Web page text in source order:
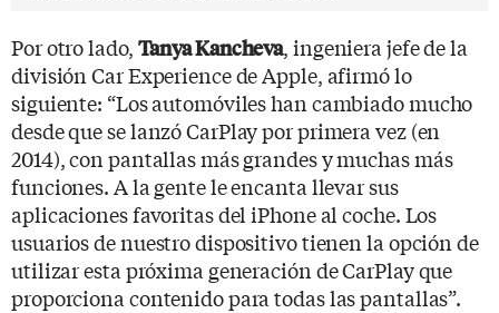
Por otro lado, Tanya Kancheva, ingeniera jefe de la
división Car Experience de Apple, afirmó lo
siguiente: “Los automóviles han cambiado mucho
desde que se lanzó CarPlay por primera vez (en
2014), con pantallas más grandes y muchas más
funciones. A la gente le encanta llevar sus
aplicaciones favoritas del iPhone al coche. Los
usuarios de nuestro dispositivo tienen la opción de
utilizar esta próxima generación de CarPlay que
proporciona contenido para todas las pantallas”.